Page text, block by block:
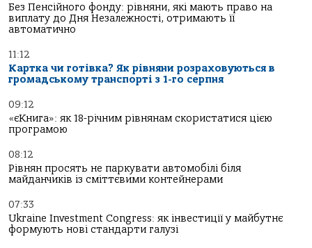
Без Пенсійного фонду: рівняни, які мають право на
виплату до Дня Незалежності, отримають її
автоматично
11:12
Картка чи готівка? Як рівняни розраховуються в
громадському транспорті з 1-го серпня
09:12
«єКнига»: як 18-річним рівнянам скористатися цією
програмою
08:12
Рівнян просять не паркувати автомобілі біля
майданчиків із сміттєвими контейнерами
07:33
Ukraine Investment Congress: як інвестиції у майбутнє
формують нові стандарти галузі